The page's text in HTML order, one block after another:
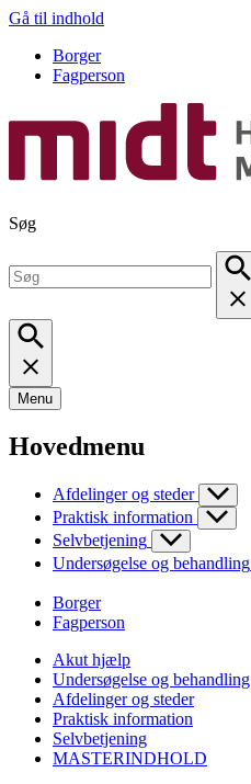
Gå til indhold
Borger
Fagperson
Søg
Menu
Hovedmenu
Afdelinger og steder
Praktisk information
Selvbetjening
Undersøgelse og behandling
Borger
Fagperson
Akut hjælp
Undersøgelse og behandling
Afdelinger og steder
Praktisk information
Selvbetjening
MASTERINDHOLD